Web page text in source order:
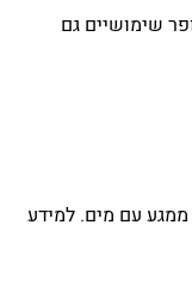
שימושיים גם
ממגע עם מים. למידע